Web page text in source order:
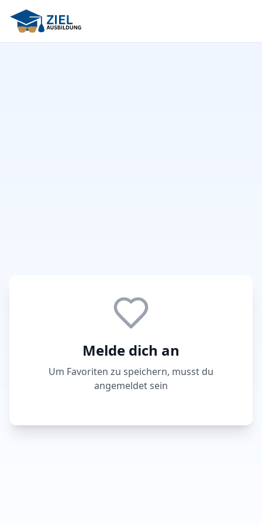
Melde dich an
Um Favoriten zu speichern, musst du
angemeldet sein